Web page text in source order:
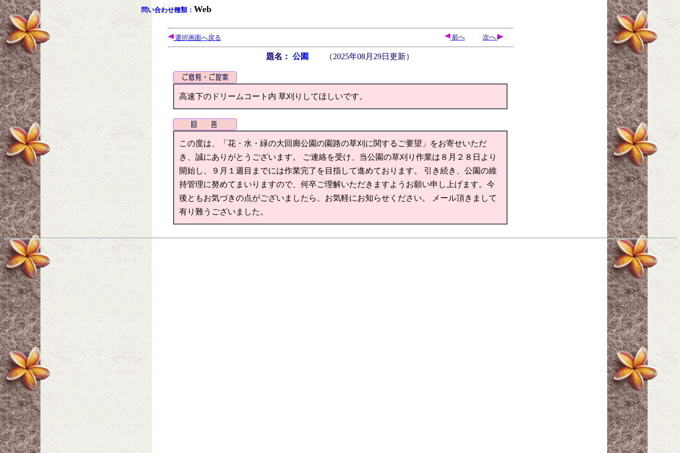
問い合わせ種類： Web
選択画面へ戻る 前へ 次へ
題名： 公園 （2025年08月29日 更新）
高速下のドリームコート内 草刈りしてほしいです。
この度は、「花・水・緑の大回廊公園の園路の草刈に関するご要望」をお寄せいただ
き、誠にありがとうございます。 ご連絡を受け、当公園の草刈り作業は８月２８日より
開始し、９月１週目までには作業完了を目指して進めております。 引き続き、公園の維
持管理に努めてまいりますので、何卒ご理解いただきますようお願い申し上げます。今
後ともお気づきの点がございましたら、お気軽にお知らせください。 メール頂きまして
有り難うございました。